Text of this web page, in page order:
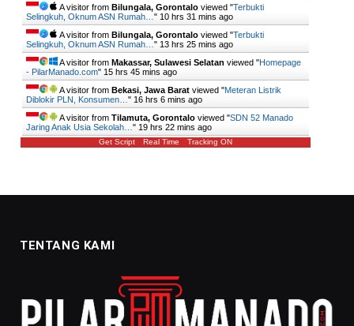
A visitor from Bilungala, Gorontalo viewed "Terbukti
Selingkuh, Oknum ASN Rumah… " 10 hrs 31 mins ago
A visitor from Bilungala, Gorontalo viewed "Terbukti
Selingkuh, Oknum ASN Rumah… " 13 hrs 25 mins ago
A visitor from Makassar, Sulawesi Selatan viewed "Homepage
- PilarManado.com" 15 hrs 45 mins ago
A visitor from Bekasi, Jawa Barat viewed "Meteran Listrik
Diblokir PLN, Konsumen… " 16 hrs 6 mins ago
A visitor from Tilamuta, Gorontalo viewed "SDN 52 Manado
Jaring Anak Usia Sekolah… " 19 hrs 22 mins ago
Get Script Real Time Tracking ON
TENTANG KAMI